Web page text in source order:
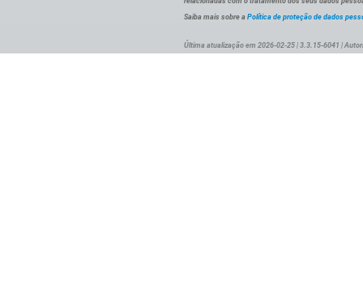
Saiba mais sobre a Política de proteção de dados
Última atualização em 2026-02-25 | 3.3.15-6041 |